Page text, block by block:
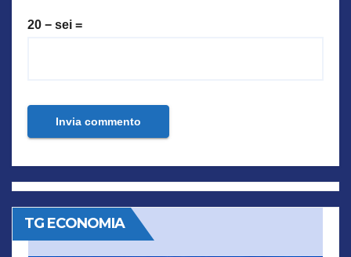
20 − sei =
TG ECONOMIA